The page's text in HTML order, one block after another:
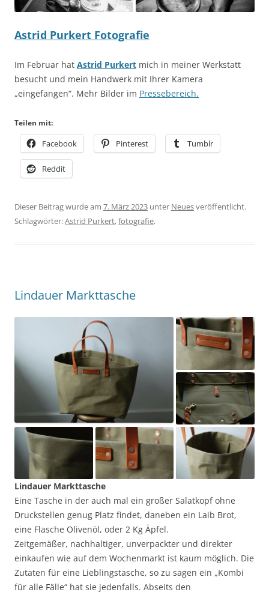
Astrid Purkert Fotografie
Im Februar hat Astrid Purkert mich in meiner Werkstatt
besucht und mein Handwerk mit Ihrer Kamera
„eingefangen“. Mehr Bilder im Pressebereich.
Teilen mit:
Facebook Pinterest Tumblr
Reddit
Dieser Beitrag wurde am 7. März 2023 unter Neuesveröffentlicht.
Schlagwörter:Astrid Purkert,fotografie.
Lindauer Markttasche
Lindauer Markttasche
Eine Tasche in der auch mal ein großer Salatkopf ohne
Druckstellen genug Platz findet, daneben ein Laib Brot,
eine Flasche Olivenöl, oder 2 Kg Äpfel.
Zeitgemäßer, nachhaltiger, unverpackter und direkter
einkaufen wie auf dem Wochenmarkt ist kaum möglich. Die
Zutaten für eine Lieblingstasche, so zu sagen ein „Kombi
für alle Fälle“ hat sie jedenfalls. Abseits den